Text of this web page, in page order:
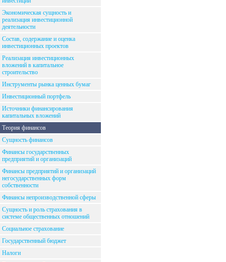
Экономическая сущность и
реализация инвестиционной
деятельности
Состав, содержание и оценка
инвестиционных проектов
Реализация инвестиционных
вложений в капитальное
строительство
Инструменты рынка ценных бумаг
Инвестиционный портфель
Источники финансирования
капитальных вложений
Теория финансов
Сущность финансов
Финансы государственных
предприятий и организаций
Финансы предприятий и организаций
негосударственных форм
собственности
Финансы непроизводственной сферы
Сущность и роль страхования в
системе общественных отношений
Социальное страхование
Государственный бюджет
Налоги